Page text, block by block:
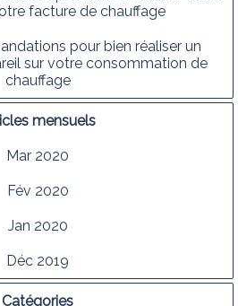
facture de chauffage
pour bien réaliser un
sur votre consommation de
chauffage
mensuels
Mar 2020
Fév 2020
Jan 2020
Déc 2019
Catégories